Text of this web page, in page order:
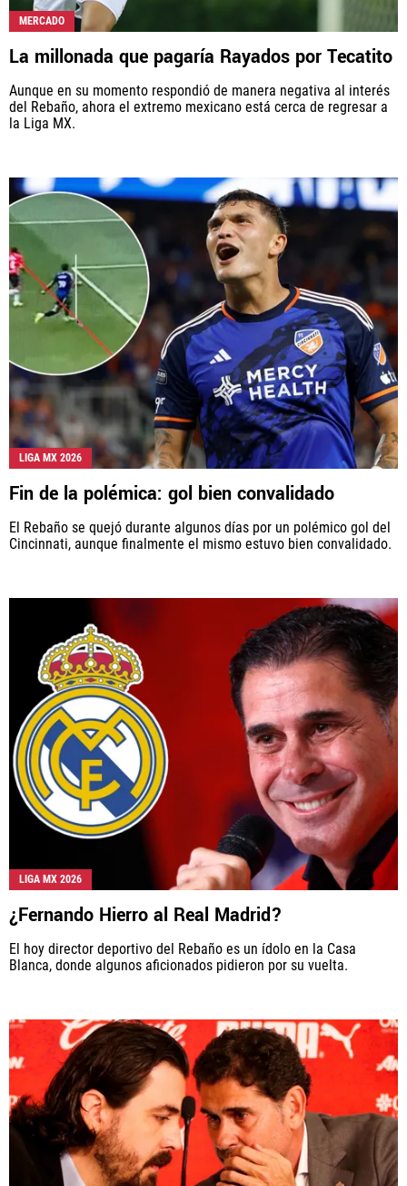
MERCADO
La millonada que pagaría Rayados por Tecatito
Aunque en su momento respondió de manera negativa al interés
del Rebaño, ahora el extremo mexicano está cerca de regresar a
la Liga MX.
LIGA MX 2026
Fin de la polémica: gol bien convalidado
El Rebaño se quejó durante algunos días por un polémico gol del
Cincinnati, aunque finalmente el mismo estuvo bien convalidado.
LIGA MX 2026
¿Fernando Hierro al Real Madrid?
El hoy director deportivo del Rebaño es un ídolo en la Casa
Blanca, donde algunos aficionados pidieron por su vuelta.